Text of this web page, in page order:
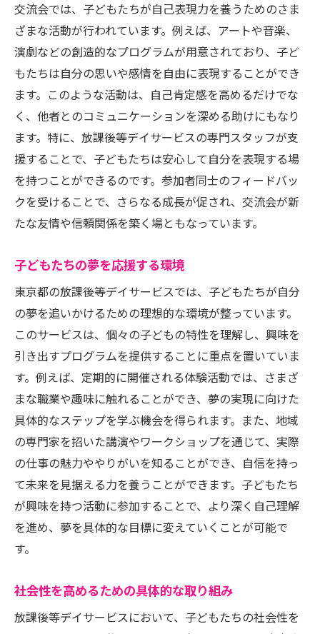
交流会では、子どもたちが自己表現力を養うためのさま
ざまな活動が行われています。例えば、アートや音楽、
演劇などの創造的なプログラムが用意されており、子ど
もたちは自分の思いや感情を自由に表現することができ
ます。このような活動は、自己肯定感を高めるだけでな
く、他者とのコミュニケーションを深める助けにもなり
ます。特に、放課後等デイサービスの専門スタッフが支
援することで、子どもたちは安心して自分を表現する場
を持つことができるのです。参加者同士のフィードバッ
クを受けることで、さらなる成長が促され、交流会が新
たな友情や信頼関係を築く場ともなっています。
子どもたちの夢を応援する環境
東京都の放課後等デイサービスでは、子どもたちが自分
の夢を追いかけるための理想的な環境が整っています。
このサービスは、個々の子どもの特性を理解し、興味を
引き出すプログラムを提供することに重点を置いていま
す。例えば、定期的に開催される体験活動では、さまざ
まな職業や趣味に触れることができ、夢の実現に向けた
具体的なステップを学ぶ機会を得られます。また、地域
の専門家を招いた講演やワークショップを通じて、実際
の仕事の魅力ややりがいを知ることができ、自信を持っ
て未来を見据える力を養うことができます。子どもたち
が興味を持つ活動に参加することで、より深く自己理解
を進め、夢を具体的な目標に変えていくことが可能で
す。
社会性を高めるための具体的な取り組み
放課後等デイサービスにおいて、子どもたちの社会性を